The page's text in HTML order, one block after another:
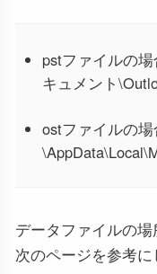
pstファイルの
キュメント
ostファイルの場
データファイルの場
次のページを参考に